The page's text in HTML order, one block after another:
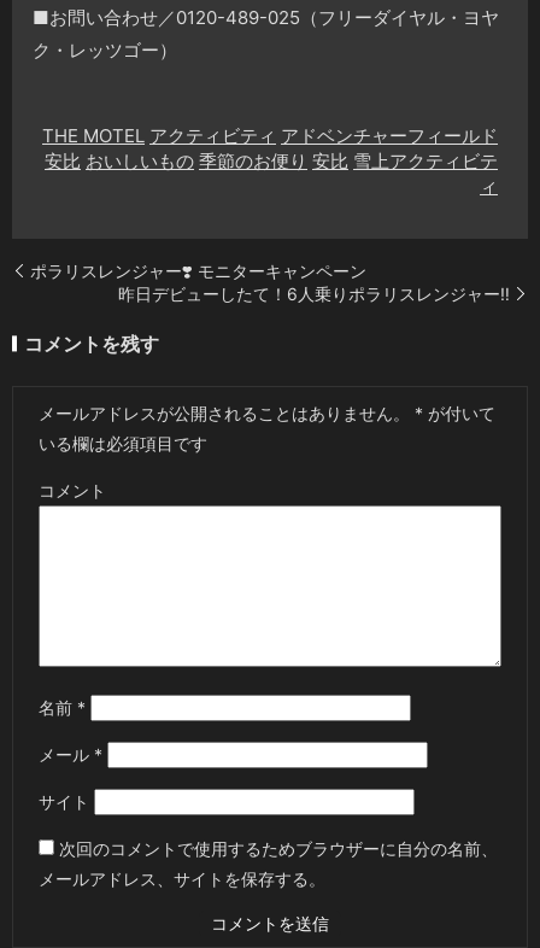
■お問い合わせ／0120-489-025（フリーダイヤル・ヨヤ
ク・レッツゴー）
THE MOTEL アクティビティ アドベンチャーフィールド
安比 おいしいもの 季節のお便り 安比 雪上アクティビテ
ィ
ポラリスレンジャー❣️ モニターキャンペーン
昨日デビューしたて！6人乗りポラリスレンジャー‼️
コメントを残す
メールアドレスが公開されることはありません。 * が付いて
いる欄は必須項目です
コメント
名前 *
メール *
サイト
次回のコメントで使用するためブラウザーに自分の名前、
メールアドレス、サイトを保存する。